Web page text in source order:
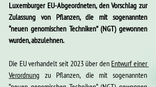
Luxemburger EU-Abgeordneten, den Vorschlag zur
Zulassung von Pflanzen, die mit sogenannten
“neuen genomischen Techniken” (NGT) gewonnen
wurden, abzulehnen.
Die EU verhandelt seit 2023 über den Entwurf einer
Verordnung zu Pflanzen, die mit sogenannten